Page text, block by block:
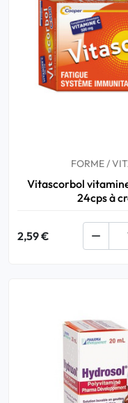
FORME /
Vitascorbol
24cps à
2,59 € 